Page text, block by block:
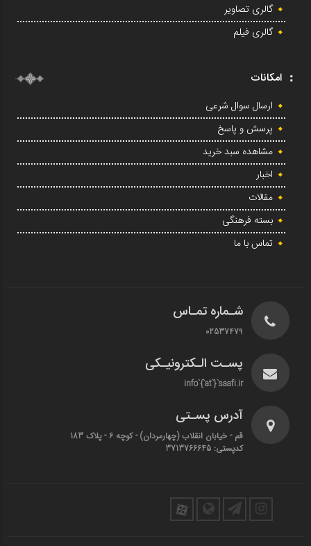
گالری تصاویر
گالری فیلم
امکانات
ارسال سوال شرعی
پرسش و پاسخ
مشاهده سبد خرید
اخبار
مقالات
بسته فرهنگی
تماس با ما
شـماره تمـاس
02537479
پسـت الـکترونیـکی
info`{`at`}`saafi.ir
آدرس پسـتی
قم - خیابان انقلاب (چهارمردان)‌ - کوچه 6 - پلاک 183
کدپستی: 3713766645